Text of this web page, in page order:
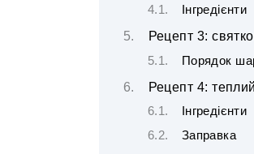
Інгредієнти
Рецепт 3:
Порядок
Рецепт 4:
Інгредієнти
Заправка